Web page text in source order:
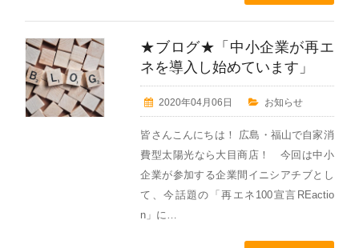
★ブログ★「中小企業が再エ
ネを導入し始めています」
2020年04月06日 お知らせ
皆さんこんにちは！ 広島・福山で自家消
費型太陽光なら大目商店！ 今回は中小
企業が参加する企業間イニシアチブとし
て、今話題の「再エネ100宣言REactio
n」に…